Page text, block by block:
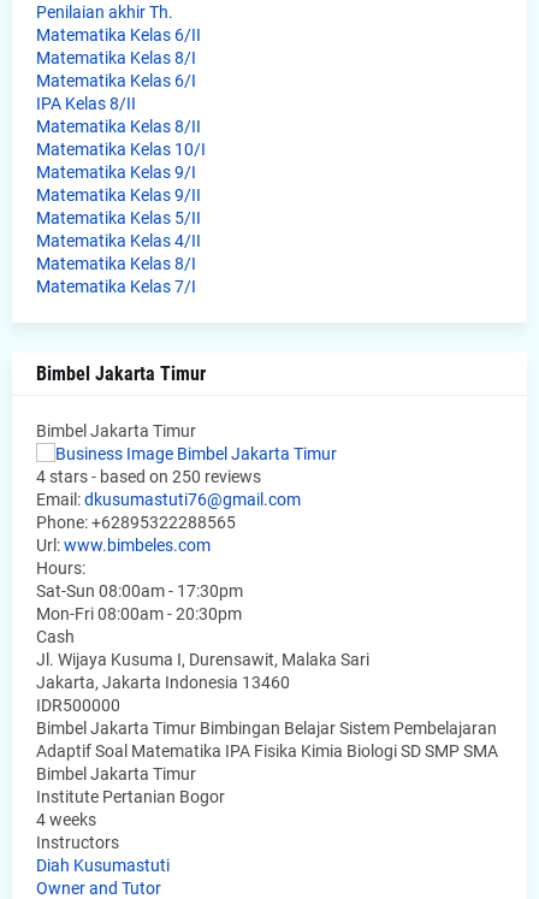
Penilaian akhir Th.
Matematika Kelas 6/II
Matematika Kelas 8/I
Matematika Kelas 6/I
IPA Kelas 8/II
Matematika Kelas 8/II
Matematika Kelas 10/I
Matematika Kelas 9/I
Matematika Kelas 9/II
Matematika Kelas 5/II
Matematika Kelas 4/II
Matematika Kelas 8/I
Matematika Kelas 7/I
Bimbel Jakarta Timur
Bimbel Jakarta Timur
4 stars - based on 250 reviews
Email:dkusumastuti76@gmail.com
Phone:+62895322288565
Url:www.bimbeles.com
Hours:
Sat-Sun 08:00am - 17:30pm
Mon-Fri 08:00am - 20:30pm
Cash
Jl. Wijaya Kusuma I, Durensawit, Malaka Sari
Jakarta, Jakarta Indonesia 13460
IDR500000
Bimbel Jakarta Timur Bimbingan Belajar Sistem Pembelajaran
Adaptif Soal Matematika IPA Fisika Kimia Biologi SD SMP SMA
Bimbel Jakarta Timur
Institute Pertanian Bogor
4 weeks
Instructors
Diah Kusumastuti
Owner and Tutor